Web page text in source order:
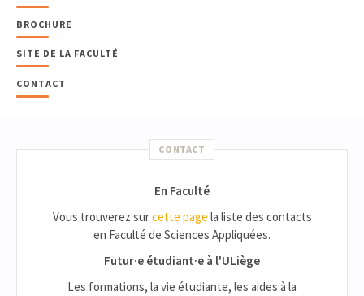
BROCHURE
SITE DE LA FACULTÉ
CONTACT
CONTACT
En Faculté
Vous trouverez surcette page la liste des contacts
en Faculté de Sciences Appliquées.
Futur·e étudiant·e à l'ULiège
Les formations, la vie étudiante, les aides à la